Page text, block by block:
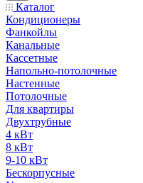
Каталог
Кондиционеры
Фанкойлы
Канальные
Кассетные
Напольно-потолочные
Настенные
Потолочные
Для квартиры
Двухтрубные
4 кВт
8 кВт
9-10 кВт
Бескорпусные